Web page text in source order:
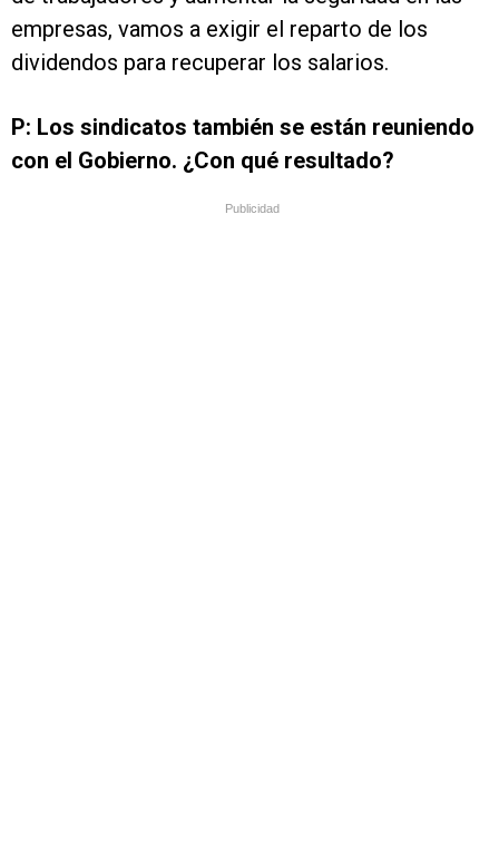
empresas, vamos a exigir el reparto de los
dividendos para recuperar los salarios.
P: Los sindicatos también se están reuniendo
con el Gobierno. ¿Con qué resultado?
Publicidad